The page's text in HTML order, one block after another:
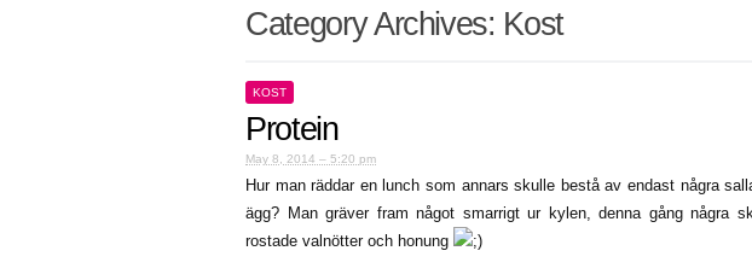
Category Archives: Kost
KOST
Protein
May 8, 2014 – 5:20 pm
Hur man räddar en lunch som annars skulle bestå av endast några
ägg? Man gräver fram något smarrigt ur kylen, denna gång några
rostade valnötter och honung